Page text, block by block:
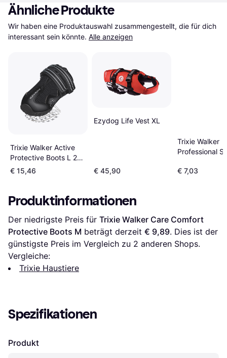
Ähnliche Produkte
Wir haben eine Produktauswahl zusammengestellt, die für dich
interessant sein könnte. Alle anzeigen
Trixie Walker Active
Protective Boots L 2-
pack
€ 15,46
Ezydog Life Vest XL
€ 45,90
Trixie Walker
Professional
€ 7,03
Produktinformationen
Der niedrigste Preis für Trixie Walker Care Comfort
Protective Boots M beträgt derzeit € 9,89. Dies ist der
günstigste Preis im Vergleich zu 2 anderen Shops.
Vergleiche:
Trixie Haustiere
Spezifikationen
Produkt